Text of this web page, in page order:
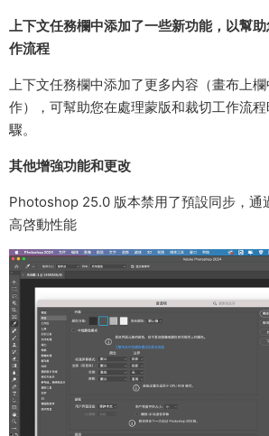
上下文任務欄中添加了一些新功能，以幫
作流程
上下文任務欄中添加了更多内容（畫布上
作），可幫助您在處理蒙版和裁切工作流
驟。
其他增強功能和更改
Photoshop 25.0 版本禁用了預設同步，通
高啓動性能